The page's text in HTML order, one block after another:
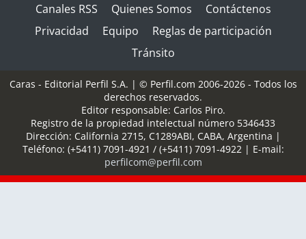
Canales RSS Quienes Somos
Contáctenos
Privacidad
Equipo
Reglas de participación
Tránsito
Caras - Editorial Perfil S.A. | © Perfil.com 2006-2026 - Todos los
derechos reservados.
Editor responsable: Carlos Piro.
Registro de la propiedad intelectual número 5346433
Dirección: California 2715, C1289ABI, CABA, Argentina |
Teléfono: (+5411) 7091-4921 / (+5411) 7091-4922| E-mail:
perfilcom@perfil.com